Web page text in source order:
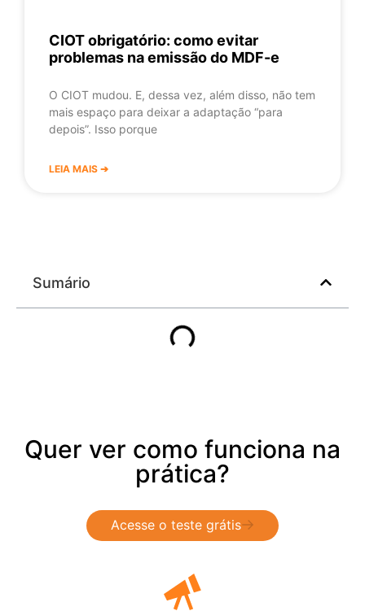
CIOT obrigatório: como evitar
problemas na emissão do MDF-e
O CIOT mudou. E, dessa vez, além disso, não tem
mais espaço para deixar a adaptação “para
depois”. Isso porque
LEIA MAIS ➔
Sumário
Quer ver como funciona na
prática?
Acesse o teste grátis